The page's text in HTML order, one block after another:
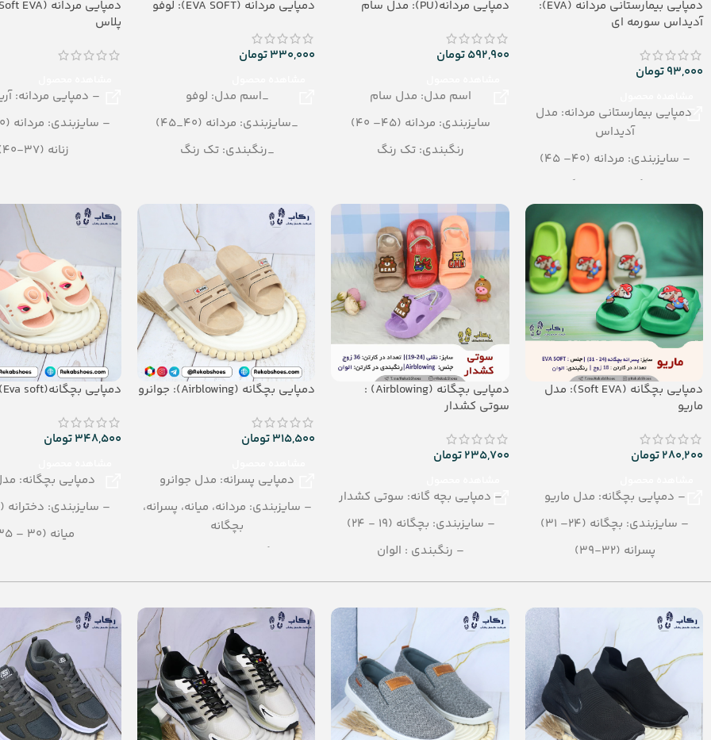
دمپایی بیمارستانی مردانه (EVA):
آدیداس سورمه ای
93,000تومان
دمپایی بیمارستانی مردانه: مدل
آدیداس
– سایزبندی: مردانه (40– 45)
– رنگبندی: تک رنگ
– تعداد در کیسه: 110 جفت
– جنس: EVA
دمپایی مردانه(PU): مدل سام
592,900تومان
اسم مدل: مدل سام
سایزبندی: مردانه (45– 40)
رنگبندی: تک رنگ
تعداد در کارتن: 12 جفت
جنس: PU
دمپایی مردانه (EVA SOFT): لوفو
330,000تومان
_اسم مدل: لوفو
_سایزبندی: مردانه (40_45)
_رنگبندی: تک رنگ
_جنس: EVA SOFT
پلاس
– دمپایی مردانه:
– سایزبندی: مردانه (40 – 44)
زنانه (37-40)
– تعداد در کارتن: 16 جفت
– جنس: EVA soft
دمپایی بچگانه (Soft EVA): مدل
ماریو
280,200تومان
– دمپایی بچگانه: مدل ماریو
– سایزبندی: بچگانه (24– 31)
پسرانه (32-39)
– رنگبندی در کارتن: الوان
– جنس: Soft EVA
دمپایی بچگانه (Airblowing) :
سوتی کشدار
235,700تومان
– دمپایی بچه گانه: سوتی کشدار
– سایزبندی: بچگانه (19 - 24)
– رنگبندی : الوان
– تعداد در کارتن:36 جفت
دمپایی بچگانه (Airblowing): جوانرو
315,500تومان
دمپایی پسرانه: مدل جوانرو
– سایزبندی: مردانه، میانه، پسرانه،
بچگانه
– رنگبندی در کارتن: الوان
– تعداد در کارتن:24 جفت
– جنس: AirBlowing
دمپایی بچگانه(Eva soft): مدل دریا
348,500تومان
دمپایی بچگانه:
– سایزبندی: دخترانه (24 – 29)
میانه (30 – 35)
– تعداد در کارتن: 18 جفت
– جنس: eva soft